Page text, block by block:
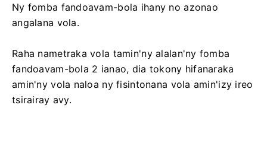
Ny fomba fandoavam-bola ihany no azonao
angalana vola.
Raha nametraka vola tamin'ny alalan'ny fomba
fandoavam-bola 2 ianao, dia tokony hifanaraka
amin'ny vola naloa ny fisintonana vola amin'izy ireo
tsirairay avy.